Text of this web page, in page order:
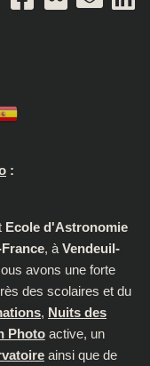
:
Ecole d'Astronomie
, à Vendeuil-
avons une forte
des scolaires et du
, Nuits des
Photoactive, un
ainsi que de